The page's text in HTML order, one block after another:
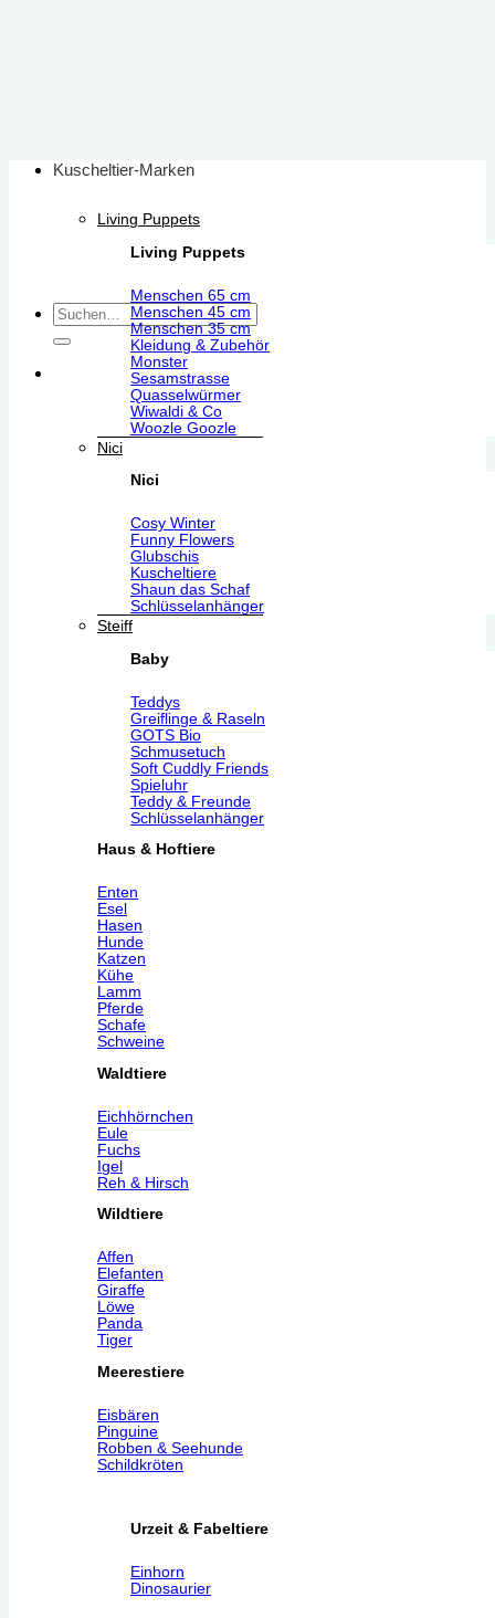
Suchen
nach:
Kuscheltier-Marken
Living Puppets
Living Puppets
Menschen 65 cm
Menschen 45 cm
Menschen 35 cm
Kleidung & Zubehör
Monster
Sesamstrasse
Quasselwürmer
Wiwaldi & Co
Woozle Goozle
Nici
Nici
Cosy Winter
Funny Flowers
Glubschis
Kuscheltiere
Shaun das Schaf
Schlüsselanhänger
Steiff
Baby
Teddys
Greiflinge & Raseln
GOTS Bio
Schmusetuch
Soft Cuddly Friends
Spieluhr
Teddy & Freunde
Schlüsselanhänger
Haus & Hoftiere
Enten
Esel
Hasen
Hunde
Katzen
Kühe
Lamm
Pferde
Schafe
Schweine
Waldtiere
Eichhörnchen
Eule
Fuchs
Igel
Reh & Hirsch
Wildtiere
Affen
Elefanten
Giraffe
Löwe
Panda
Tiger
Meerestiere
Eisbären
Pinguine
Robben & Seehunde
Schildkröten
Urzeit & Fabeltiere
Einhorn
Dinosaurier